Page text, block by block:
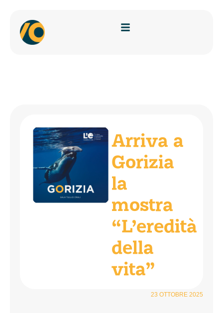
Arriva a
Gorizia
la
mostra
“L’eredità
della
vita”
23 OTTOBRE 2025